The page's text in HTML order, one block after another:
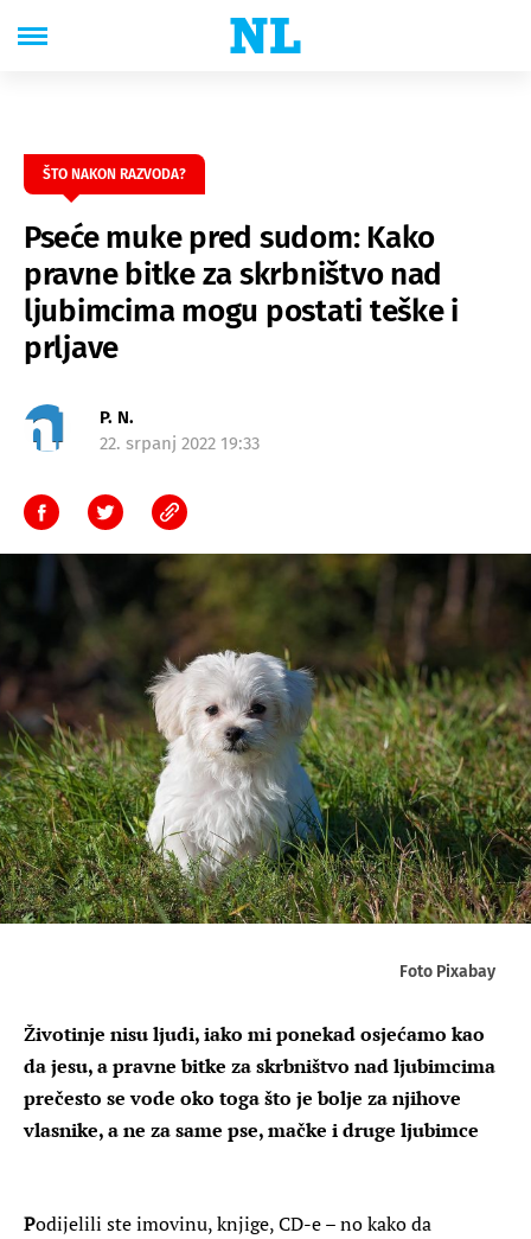
ŠTO NAKON RAZVODA?
Pseće muke pred sudom: Kako
pravne bitke za skrbništvo nad
ljubimcima mogu postati teške i
prljave
P. N.
22. srpanj 2022 19:33
Foto Pixabay
Životinje nisu ljudi, iako mi ponekad osjećamo kao
da jesu, a pravne bitke za skrbništvo nad ljubimcima
prečesto se vode oko toga što je bolje za njihove
vlasnike, a ne za same pse, mačke i druge ljubimce
Podijelili ste imovinu, knjige, CD-e – no kako da